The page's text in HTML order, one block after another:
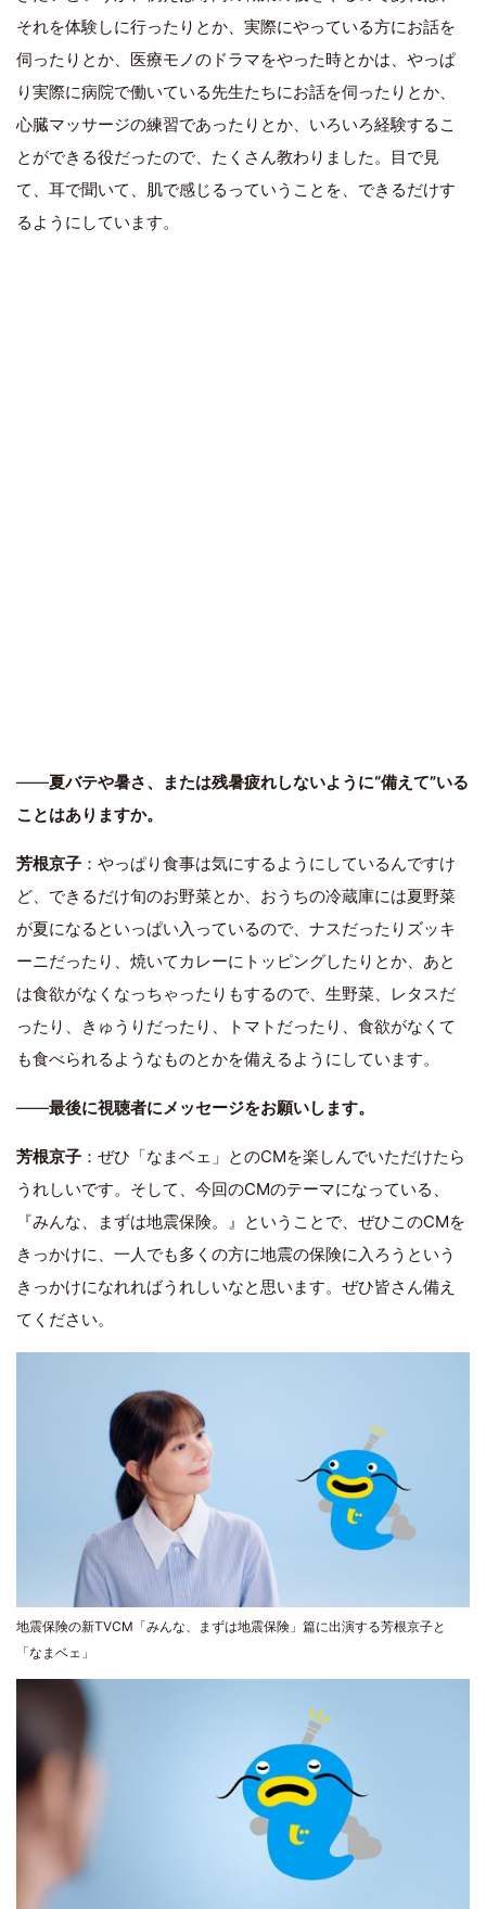
それを体験しに行ったりとか、実際にやっている方にお話を
伺ったりとか、医療モノのドラマをやった時とかは、やっぱ
り実際に病院で働いている先生たちにお話を伺ったりとか、
心臓マッサージの練習であったりとか、いろいろ経験するこ
とができる役だったので、たくさん教わりました。目で見
て、耳で聞いて、肌で感じるっていうことを、できるだけす
るようにしています。
――夏バテや暑さ、または残暑疲れしないように“備えて”いる
ことはありますか。
芳根京子 ：やっぱり食事は気にするようにしているんですけ
ど、できるだけ旬のお野菜とか、おうちの冷蔵庫には夏野菜
が夏になるといっぱい入っているので、ナスだったりズッキ
ーニだったり、焼いてカレーにトッピングしたりとか、あと
は食欲がなくなっちゃったりもするので、生野菜、レタスだ
ったり、きゅうりだったり、トマトだったり、食欲がなくて
も食べられるようなものとかを備えるようにしています。
――最後に視聴者にメッセージをお願いします。
芳根京子 ：ぜひ「なまベェ」とのCMを楽しんでいただけたら
うれしいです。そして、今回のCMのテーマになっている、
『みんな、まずは地震保険。』ということで、ぜひこのCMを
きっかけに、一人でも多くの方に地震の保険に入ろうという
きっかけになれればうれしいなと思います。ぜひ皆さん備え
てください。
地震保険の新TVCM「みんな、まずは地震保険」篇に出演する芳根京子と
「なまベェ」